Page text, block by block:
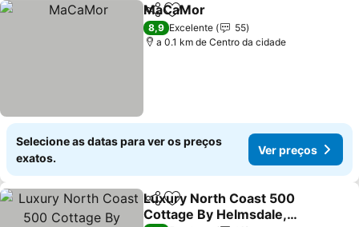
PartilharAdicionar aos favoritos
MaCaMor
8,9 Excelente
55
a 0.1 km de Centro da cidade
Selecione as datas para ver os preços
exatos.
Ver preços
PartilharAdicionar aos favoritos
Luxury North Coast 500
Cottage By Helmsdale,